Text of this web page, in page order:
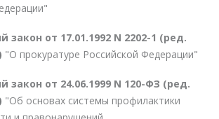
закон от 17.01.1992 N 2202-1 (ред.
"О прокуратуре Российской Федерации"
закон от 24.06.1999 N 120-ФЗ (ред.
"Об основах системы профилактики